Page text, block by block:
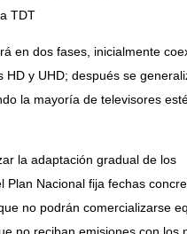
TDT
en dos fases, inicialmente
HD y UHD; después se
la mayoría de televisores
la adaptación gradual de los
Plan Nacional fija fechas
no podrán comercializarse